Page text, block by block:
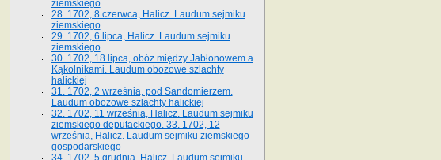
ziemskiego
28. 1702, 8 czerwca, Halicz. Laudum sejmiku
ziemskiego
29. 1702, 6 lipca, Halicz. Laudum sejmiku
ziemskiego
30. 1702, 18 lipca, obóz między Jabłonowem a
Kąkolnikami. Laudum obozowe szlachty
halickiej
31. 1702, 2 września, pod Sandomierzem.
Laudum obozowe szlachty halickiej
32. 1702, 11 września, Halicz. Laudum sejmiku
ziemskiego deputackiego. 33. 1702, 12
września, Halicz. Laudum sejmiku ziemskiego
gospodarskiego
34. 1702, 5 grudnia, Halicz. Laudum sejmiku